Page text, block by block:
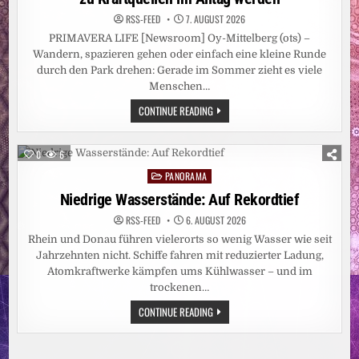
RSS-FEED 7. AUGUST 2026
PRIMAVERA LIFE [Newsroom] Oy-Mittelberg (ots) –
Wandern, spazieren gehen oder einfach eine kleine Runde
durch den Park drehen: Gerade im Sommer zieht es viele
Menschen…
CONTINUE READINGLAVENDEL,
ROSMARIN
&
WIE
SOMMERPFLANZEN
IM
ALLTAG
WERDEN
0 6
PostedPANORAMA
Niedrige Wasserstände: Auf Rekordtief
RSS-FEED 6. AUGUST 2026
Rhein und Donau führen vielerorts so wenig Wasser wie seit
Jahrzehnten nicht. Schiffe fahren mit reduzierter Ladung,
Atomkraftwerke kämpfen ums Kühlwasser – und im
trockenen…
CONTINUE READINGNIEDRIGE
WASSERSTÄNDE:
AUF